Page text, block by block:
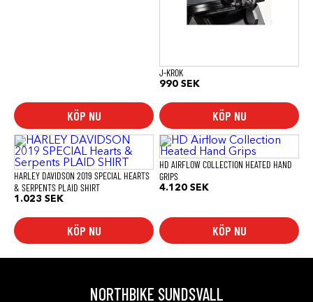
KÖP NU
J-KROK
990 SEK
KÖP NU
HARLEY DAVIDSON 2019 SPECIAL HEARTS
& SERPENTS PLAID SHIRT
1.023 SEK
KÖP NU
Den
här
produkten
har
flera
varianter.
olika
alternativen
kan
HD AIRFLOW COLLECTION HEATED HAND
GRIPS
4.120 SEK
KÖP NU
NORTHBIKE SUNDSVALL